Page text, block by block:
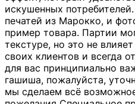
искушенных
печатей из Марокко, и
пример товара. Партии
текстуре, но это не
своих клиентов и всегда
для вас принципиально
гашиша, пожалуйста,
мы сделаем всё